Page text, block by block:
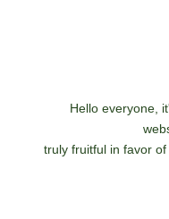
Hello everyone,
truly fruitful in favor